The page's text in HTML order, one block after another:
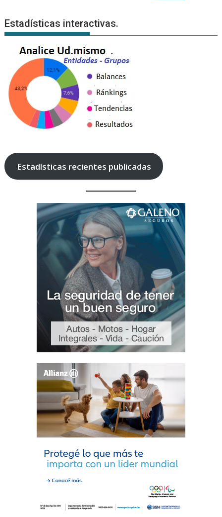
Estadísticas interactivas.
Estadísticas recientes publicadas